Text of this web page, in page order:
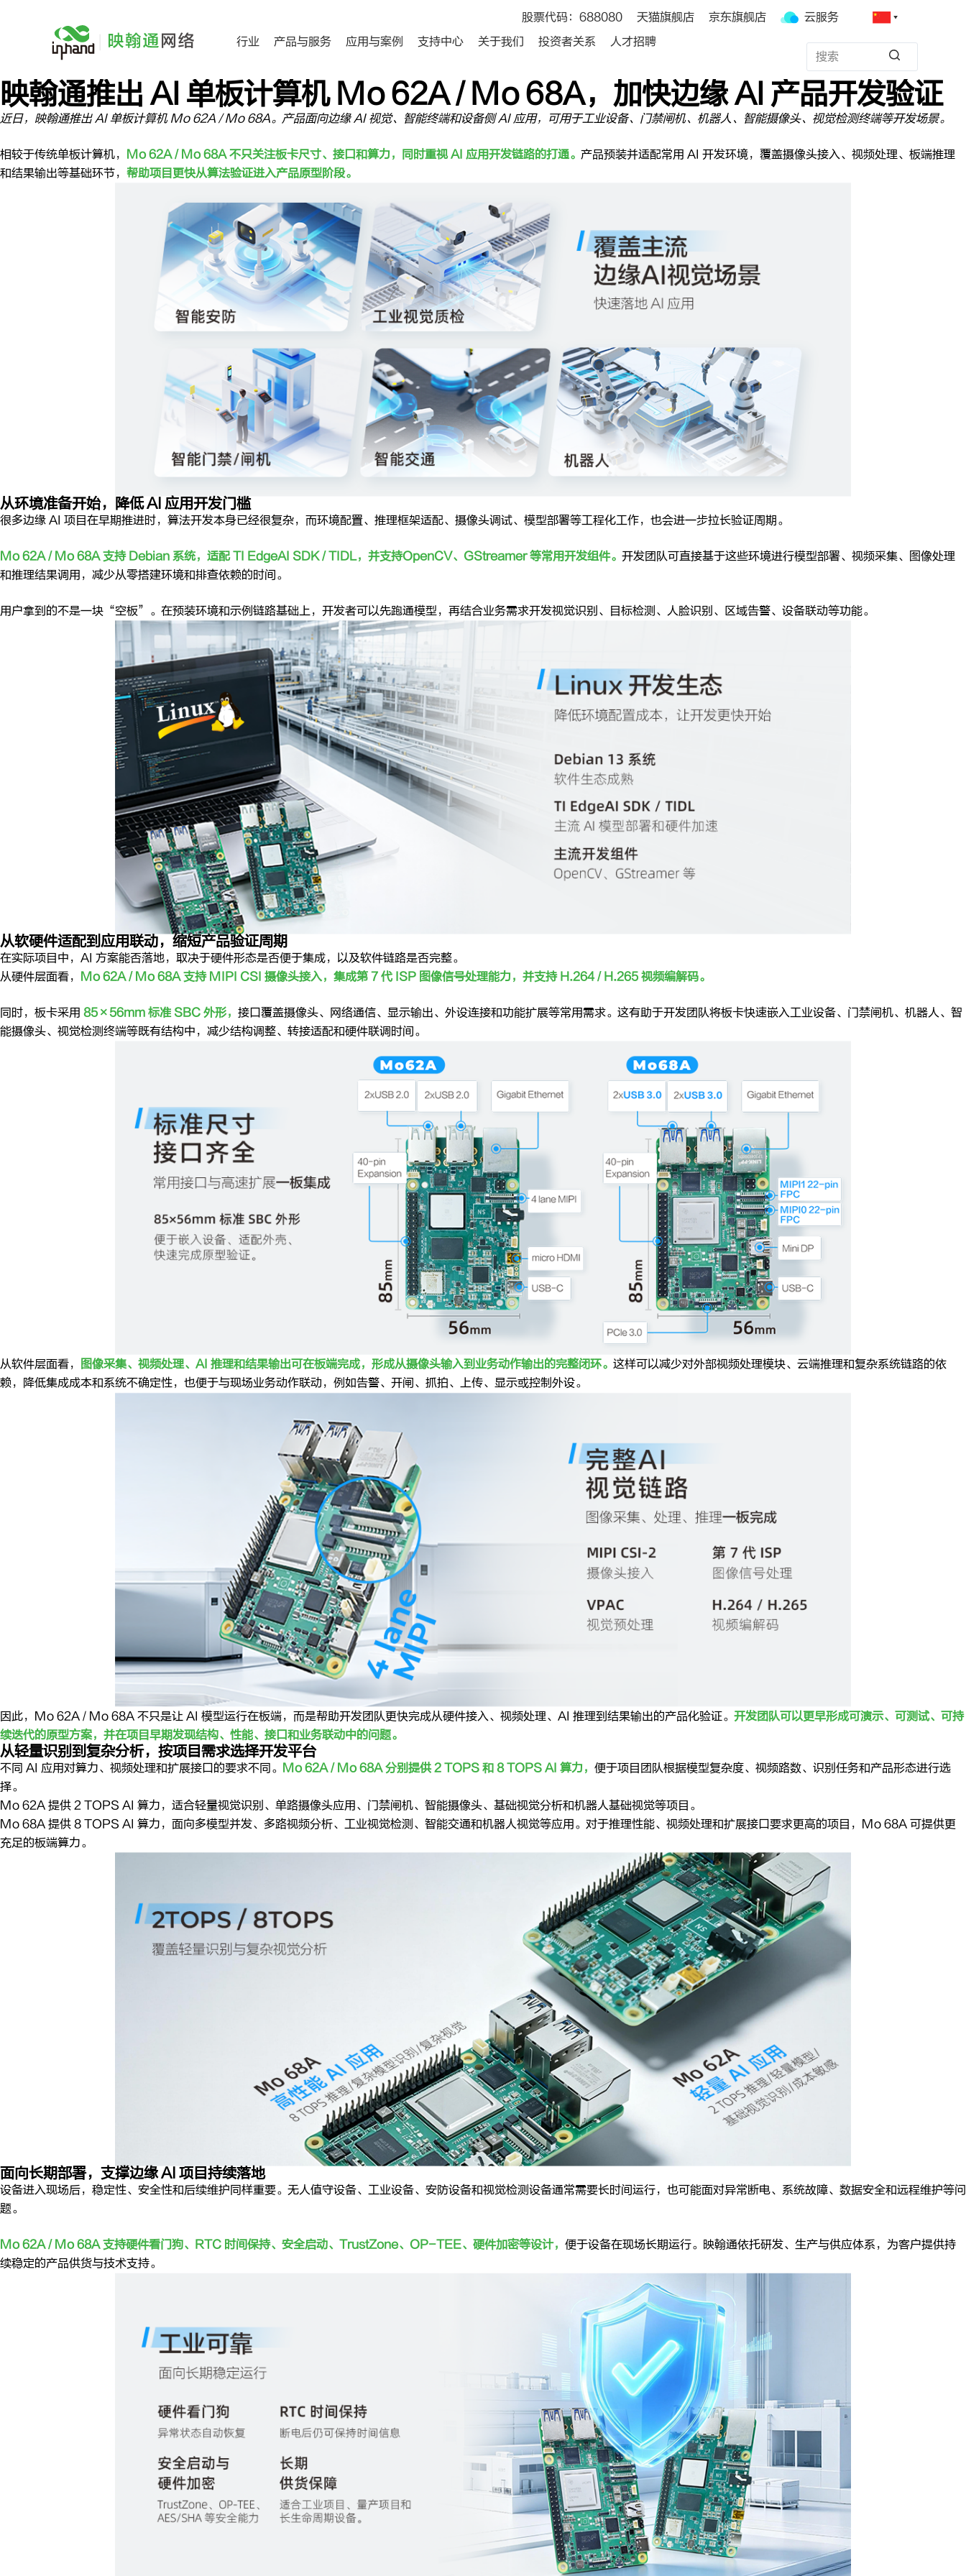
股票代码：688080 天猫旗舰店 京东旗舰店
云服务
行业
产品与服务 应用与案例 支持中心 关于我们 投资者关系 人才招聘
映翰通推出 AI 单板计算机 Mo 62A / Mo 68A，加快边缘 AI 产品开发验证
近日，映翰通推出 AI 单板计算机 Mo 62A / Mo 68A。产品面向边缘 AI 视觉、智能终端和设备侧 AI 应用，可用于工业设备、门禁闸机、机器人、智能摄像头、视觉检测终端等开发场景。
相较于传统单板计算机， Mo 62A / Mo 68A 不只关注板卡尺寸、接口和算力，同时重视 AI 应用开发链路的打通。 产品预装并适配常用 AI 开发环境，覆盖摄像头接入、视频处理、板端推理
和结果输出等基础环节， 帮助项目更快从算法验证进入产品原型阶段。
从环境准备开始，降低 AI 应用开发门槛
很多边缘 AI 项目在早期推进时，算法开发本身已经很复杂，而环境配置、推理框架适配、摄像头调试、模型部署等工程化工作，也会进一步拉长验证周期。
Mo 62A / Mo 68A 支持 Debian 系统，适配 TI EdgeAI SDK / TIDL，并支持OpenCV、GStreamer 等常用开发组件。 开发团队可直接基于这些环境进行模型部署、视频采集、图像处理
和推理结果调用，减少从零搭建环境和排查依赖的时间。
用户拿到的不是一块“空板”。在预装环境和示例链路基础上，开发者可以先跑通模型，再结合业务需求开发视觉识别、目标检测、人脸识别、区域告警、设备联动等功能。
从软硬件适配到应用联动，缩短产品验证周期
在实际项目中，AI 方案能否落地，取决于硬件形态是否便于集成，以及软件链路是否完整。
从硬件层面看，
Mo 62A / Mo 68A 支持 MIPI CSI 摄像头接入，集成第 7 代 ISP 图像信号处理能力，并支持 H.264 / H.265 视频编解码。
同时，板卡采用 85×56mm 标准 SBC 外形， 接口覆盖摄像头、网络通信、显示输出、外设连接和功能扩展等常用需求。这有助于开发团队将板卡快速嵌入工业设备、门禁闸机、机器人、智
能摄像头、视觉检测终端等既有结构中，减少结构调整、转接适配和硬件联调时间。
从软件层面看， 图像采集、视频处理、AI 推理和结果输出可在板端完成，形成从摄像头输入到业务动作输出的完整闭环。 这样可以减少对外部视频处理模块、云端推理和复杂系统链路的依
赖，降低集成成本和系统不确定性，也便于与现场业务动作联动，例如告警、开闸、抓拍、上传、显示或控制外设。
因此，Mo 62A / Mo 68A 不只是让 AI 模型运行在板端，而是帮助开发团队更快完成从硬件接入、视频处理、AI 推理到结果输出的产品化验证。 开发团队可以更早形成可演示、可测试、可持
续迭代的原型方案，并在项目早期发现结构、性能、接口和业务联动中的问题。
从轻量识别到复杂分析，按项目需求选择开发平台
不同 AI 应用对算力、视频处理和扩展接口的要求不同。 Mo 62A / Mo 68A 分别提供 2 TOPS 和 8 TOPS AI 算力， 便于项目团队根据模型复杂度、视频路数、识别任务和产品形态进行选
择。
Mo 62A 提供 2 TOPS AI 算力，适合轻量视觉识别、单路摄像头应用、门禁闸机、智能摄像头、基础视觉分析和机器人基础视觉等项目。
Mo 68A 提供 8 TOPS AI 算力，面向多模型并发、多路视频分析、工业视觉检测、智能交通和机器人视觉等应用。对于推理性能、视频处理和扩展接口要求更高的项目，Mo 68A 可提供更
充足的板端算力。
面向长期部署，支撑边缘 AI 项目持续落地
设备进入现场后，稳定性、安全性和后续维护同样重要。无人值守设备、工业设备、安防设备和视觉检测设备通常需要长时间运行，也可能面对异常断电、系统故障、数据安全和远程维护等问
题。
Mo 62A / Mo 68A 支持硬件看门狗、RTC 时间保持、安全启动、TrustZone、OP-TEE、硬件加密等设计， 便于设备在现场长期运行。映翰通依托研发、生产与供应体系，为客户提供持
续稳定的产品供货与技术支持。